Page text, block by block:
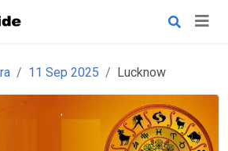
11 Sep 2025 Lucknow